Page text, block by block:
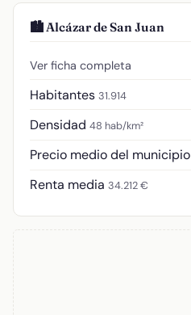
🏙️ Alcázar de San Juan
Ver ficha completa
Habitantes 31.914
Densidad 48 hab/km²
Precio medio del municipio
Renta media 34.212 €